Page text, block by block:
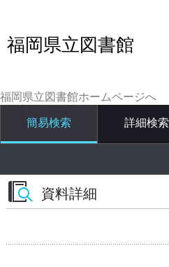
福岡県立図書館
福岡県立図書館ホームページへ
簡易検索 詳細検索
資料詳細